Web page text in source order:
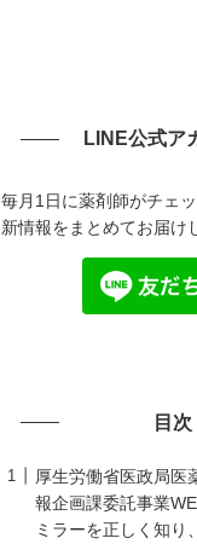
LINE公式ア
毎月1日に薬剤師がチェ
新情報をまとめてお届け
目次
厚生労働省医政局医
報企画課委託事業
ミラーを正しく知り